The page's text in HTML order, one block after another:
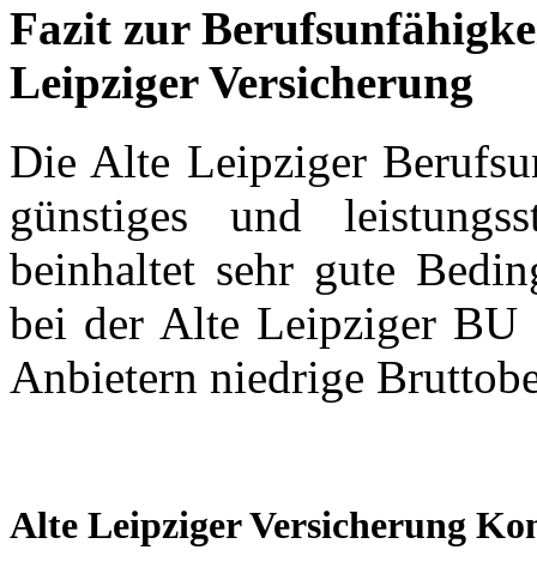
Fazit zur
Leipziger Versicherung
Die Alte Leipziger
günstiges und
beinhaltet sehr gute
bei der Alte Leipziger BU
Anbietern niedrige
Alte Leipziger Versicherung